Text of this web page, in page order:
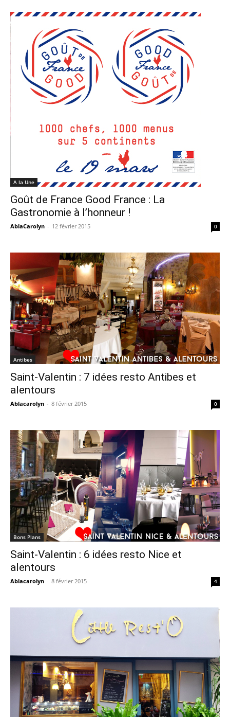
A la Une
Goût de France Good France : La
Gastronomie à l’honneur !
AblaCarolyn - 12 février 2015 0
Antibes
Saint-Valentin : 7 idées resto Antibes et
alentours
Ablacarolyn - 8 février 2015 0
Bons Plans
Saint-Valentin : 6 idées resto Nice et
alentours
Ablacarolyn - 8 février 2015 4